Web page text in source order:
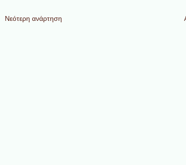
Νεότερη ανάρτηση